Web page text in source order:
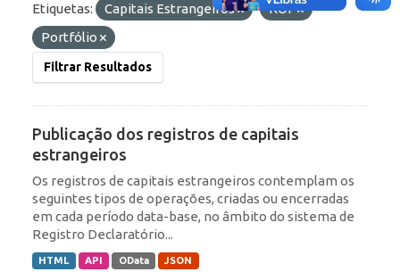
Etiquetas:
Capitais Estrangeiros
ROF
Portfólio
Filtrar Resultados
Publicação dos registros de capitais
estrangeiros
Os registros de capitais estrangeiros contemplam os
seguintes tipos de operações, criadas ou encerradas
em cada período data-base, no âmbito do sistema de
Registro Declaratório...
HTML API OData JSON